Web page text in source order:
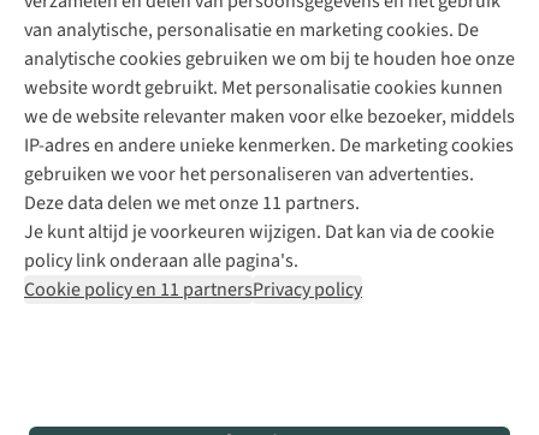
van analytische, personalisatie en marketing cookies. De
analytische cookies gebruiken we om bij te houden hoe onze
website wordt gebruikt. Met personalisatie cookies kunnen
we de website relevanter maken voor elke bezoeker, middels
IP-adres en andere unieke kenmerken. De marketing cookies
gebruiken we voor het personaliseren van advertenties.
Deze data delen we met onze 11 partners.
Je kunt altijd je voorkeuren wijzigen. Dat kan via de cookie
policy link onderaan alle pagina's.
Cookie policy en 11 partnersPrivacy policy
+31 6 12 28 49 80
Contactformulier